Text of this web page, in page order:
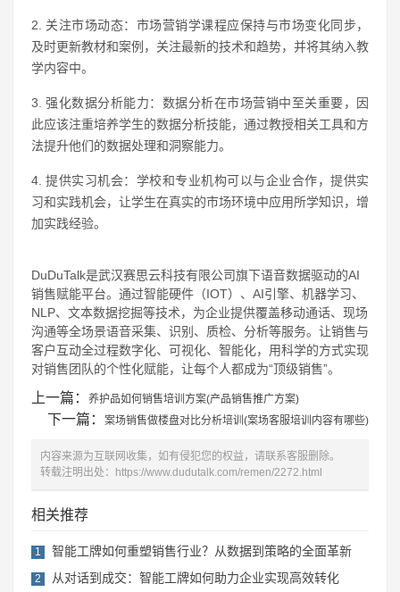
2. 关注市场动态：市场营销学课程应保持与市场变化同步，
及时更新教材和案例，关注最新的技术和趋势，并将其纳入教
学内容中。
3. 强化数据分析能力：数据分析在市场营销中至关重要，因
此应该注重培养学生的数据分析技能，通过教授相关工具和方
法提升他们的数据处理和洞察能力。
4. 提供实习机会：学校和专业机构可以与企业合作，提供实
习和实践机会，让学生在真实的市场环境中应用所学知识，增
加实践经验。
DuDuTalk是武汉赛思云科技有限公司旗下语音数据驱动的AI
销售赋能平台。通过智能硬件（IOT）、AI引擎、机器学习、
NLP、文本数据挖掘等技术，为企业提供覆盖移动通话、现场
沟通等全场景语音采集、识别、质检、分析等服务。让销售与
客户互动全过程数字化、可视化、智能化，用科学的方式实现
对销售团队的个性化赋能，让每个人都成为“顶级销售”。
上一篇： 养护品如何销售培训方案(产品销售推广方案)
下一篇： 案场销售做楼盘对比分析培训(案场客服培训内容有哪些)
内容来源为互联网收集，如有侵犯您的权益，请联系客服删除。
转载注明出处：
https://www.dudutalk.com/remen/2272.html
相关推荐
1 智能工牌如何重塑销售行业？从数据到策略的全面革新
2 从对话到成交：智能工牌如何助力企业实现高效转化